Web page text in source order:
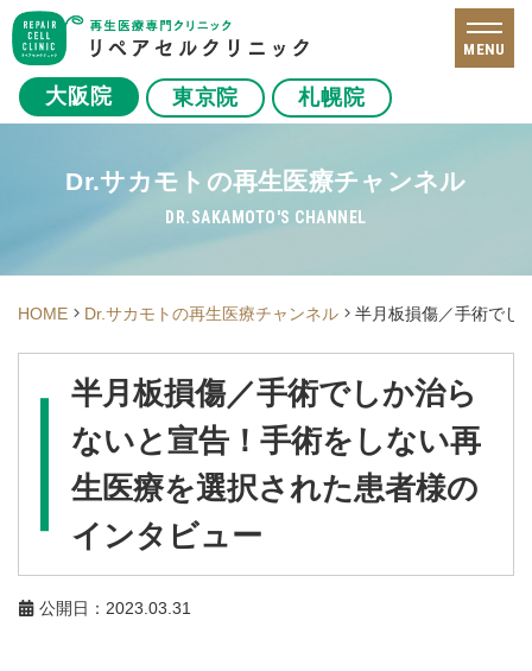
大阪院 東京院 札幌院
MENU
Dr.サカモトの再生医療チャンネル
DR.SAKAMOTO'S CHANNEL
HOME Dr.サカモトの再生医療チャンネル 半月板損傷／手術でし
半月板損傷／手術でしか治ら
ないと宣告！手術をしない再
生医療を選択された患者様の
インタビュー
公開日：2023.03.31